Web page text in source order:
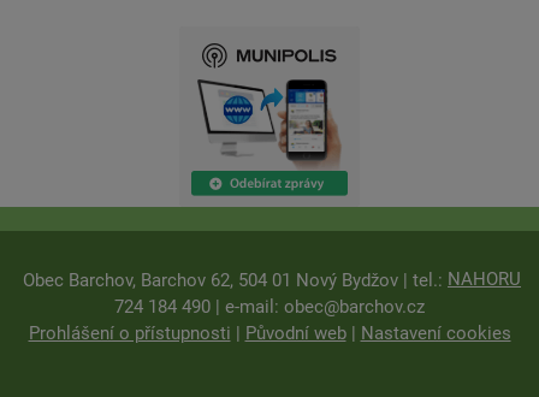
NAHORU
Obec Barchov, Barchov 62, 504 01 Nový Bydžov | tel.:
724 184 490 | e-mail: obec@barchov.cz
Prohlášení o přístupnosti | Původní web| Nastavení cookies